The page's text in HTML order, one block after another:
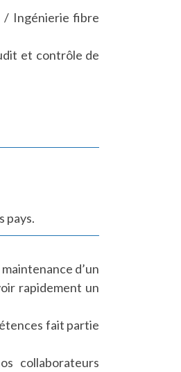
/ Ingénierie fibre
et contrôle de
pays.
d’un
rapidement un
fait partie
collaborateurs